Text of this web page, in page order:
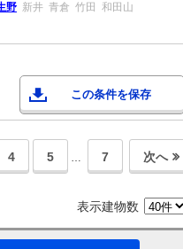
野 新井 青倉 竹田 和田山
この条件を保存
4 5 … 7 次へ
表示建物数